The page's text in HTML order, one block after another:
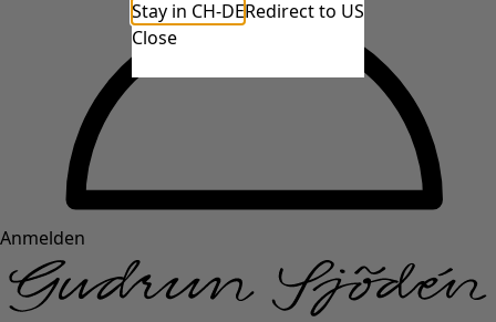
Anmelden
Stay in CH-DERedirect to US
Close